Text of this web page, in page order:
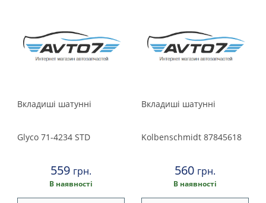
Вкладиші шатунні
Glyco 71-4234 STD
559 грн.
В наявності
Вкладишi шатуннi
Kolbenschmidt 87845618
560 грн.
В наявності